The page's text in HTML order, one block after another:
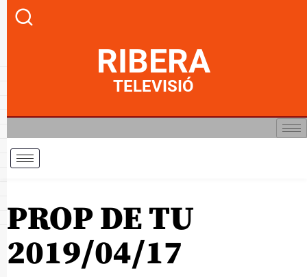
RIBERA
TELEVISIÓ
PROP DE TU
2019/04/17